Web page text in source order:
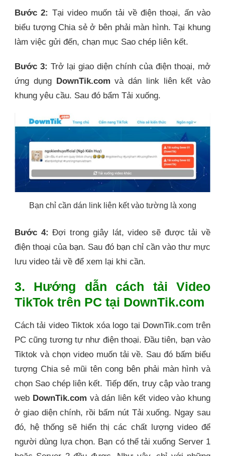
Bước 2: Tại video muốn tải về điện thoại, ấn vào
biểu tượng Chia sẻ ở bên phải màn hình. Tại khung
làm việc gửi đến, chạn mục Sao chép liên kết.
Bước 3: Trở lại giao diện chính của điện thoại, mở
ứng dụng DownTik.com và dán link liên kết vào
khung yêu cầu. Sau đó bẩm Tải xuống.
Bạn chỉ cần dán link liên kết vào tường là xong
Bước 4: Đợi trong giây lát, video sẽ được tải về
điện thoại của bạn. Sau đó bạn chỉ cần vào thư mực
lưu video tải về để xem lại khi cần.
3. Hướng dẫn cách tải Video
TikTok trên PC tại DownTik.com
Cách tải video Tiktok xóa logo tại DownTik.com trên
PC cũng tương tự như điện thoại. Đầu tiên, bạn vào
Tiktok và chọn video muốn tải về. Sau đó bấm biểu
tượng Chia sẻ mũi tên cong bên phải màn hình và
chọn Sao chép liên kết. Tiếp đến, truy cập vào trang
web DownTik.com và dán liên kết video vào khung
ở giao diện chính, rồi bấm nút Tải xuống. Ngay sau
đó, hệ thống sẽ hiển thị các chất lượng video để
người dùng lựa chọn. Bạn có thể tải xuống Server 1